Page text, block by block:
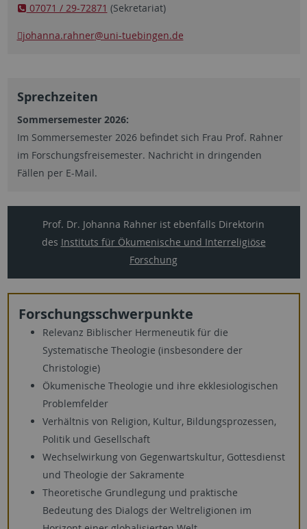
07071 / 29-72871 (Sekretariat)
johanna.rahner@uni-tuebingen.de
Sprechzeiten
Sommersemester 2026:
Im Sommersemester 2026 befindet sich Frau Prof. Rahner
im Forschungsfreisemester. Nachricht in dringenden
Fällen per E-Mail.
Prof. Dr. Johanna Rahner ist ebenfalls Direktorin
des Instituts für Ökumenische und Interreligiöse
Forschung
Forschungsschwerpunkte
Relevanz Biblischer Hermeneutik für die
Systematische Theologie (insbesondere der
Christologie)
Ökumenische Theologie und ihre ekklesiologischen
Problemfelder
Verhältnis von Religion, Kultur, Bildungsprozessen,
Politik und Gesellschaft
Wechselwirkung von Gegenwartskultur, Gottesdienst
und Theologie der Sakramente
Theoretische Grundlegung und praktische
Bedeutung des Dialogs der Weltreligionen im